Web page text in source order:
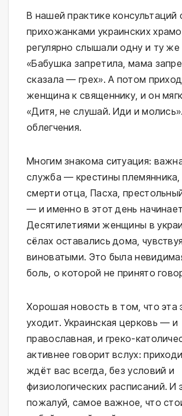
В нашей практике консультаций
прихожанками украинских
регулярно слышали одну и ту
«Бабушка запретила, мама
сказала — грех». А потом
женщина к священнику, и он
«Дитя, не слушай. Иди и
облегчения.
Многим знакома ситуация:
служба — крестины
смерти отца, Пасха,
— и именно в этот день
Десятилетиями женщины в
сёлах оставались дома,
виноватыми. Это была
боль, о которой не принято
Хорошая новость в том, что эта
уходит. Украинская церковь — и
православная, и греко-
активнее говорит вслух:
ждёт вас всегда, без условий и
физиологических расписаний. И
пожалуй, самое важное, что